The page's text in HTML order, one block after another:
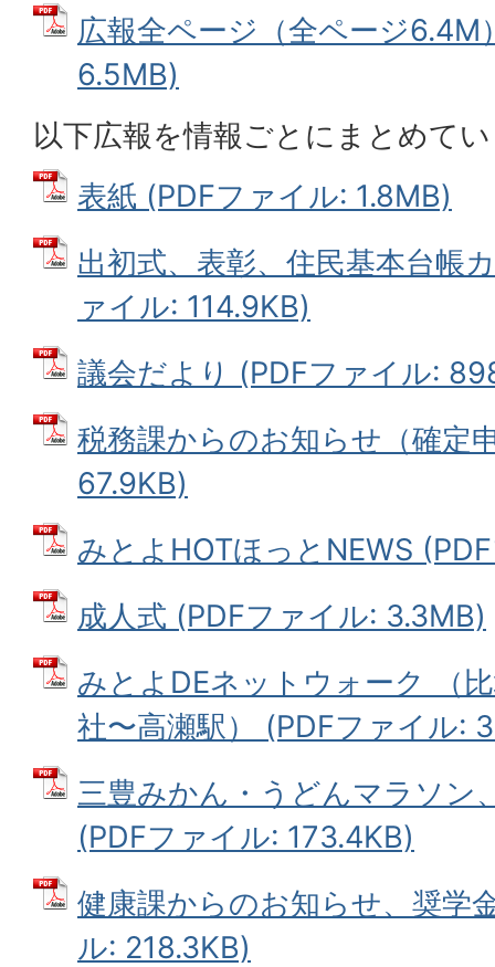
広報全ページ（全ページ6.4M
6.5MB)
以下広報を情報ごとにまとめて
表紙 (PDFファイル: 1.8MB)
出初式、表彰、住民基本台帳
ァイル: 114.9KB)
議会だより (PDFファイル:
税務課からのお知らせ（確定
67.9KB)
みとよHOTほっとNEWS
成人式 (PDFファイル: 3.3MB)
みとよDEネットウォーク （
社〜高瀬駅） (PDFファイル:
三豊みかん・うどんマラソン
(PDFファイル: 173.4KB)
健康課からのお知らせ、奨学
ル: 218.3KB)